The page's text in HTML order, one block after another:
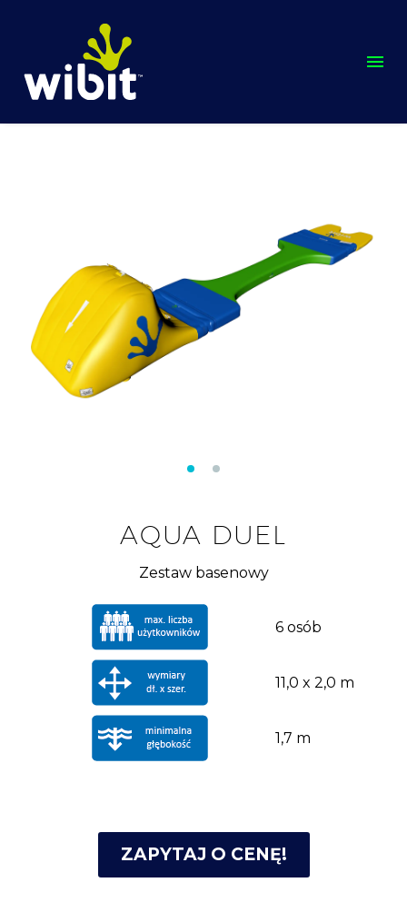
AQUA DUEL
Zestaw basenowy
6 osób
11,0 x 2,0 m
1,7 m
ZAPYTAJ O CENĘ!